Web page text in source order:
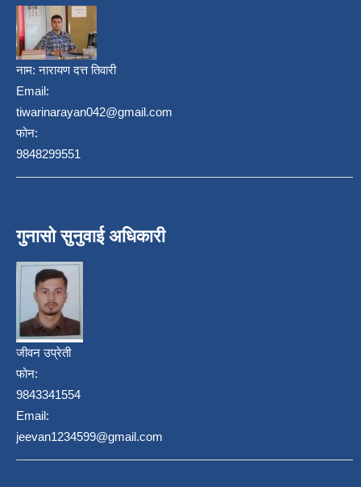
नाम:नारायण दत्त तिवारी
Email:
tiwarinarayan042@gmail.com
फोन:
9848299551
गुनासो सुनुवाई अधिकारी
जीवन उप्रेती
फोन:
9843341554
Email:
jeevan1234599@gmail.com